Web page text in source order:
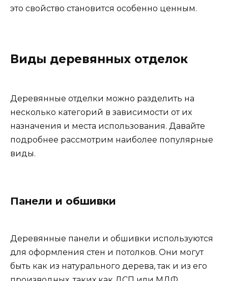
это свойство становится особенно ценным.
Виды деревянных отделок
Деревянные отделки можно разделить на
несколько категорий в зависимости от их
назначения и места использования. Давайте
подробнее рассмотрим наиболее популярные
виды.
Панели и обшивки
Деревянные панели и обшивки используются
для оформления стен и потолков. Они могут
быть как из натурального дерева, так и из его